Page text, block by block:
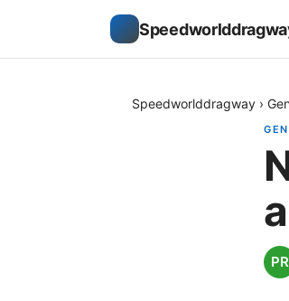
Speedworlddragway ›